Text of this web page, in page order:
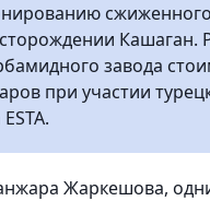
Кашаган.
завода
при участии
Жаркешова,